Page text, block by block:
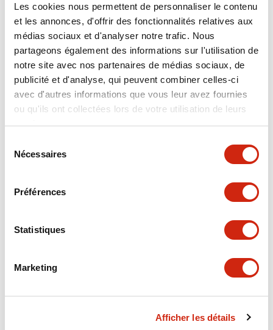
Les cookies nous permettent de personnaliser le contenu
et les annonces, d'offrir des fonctionnalités relatives aux
médias sociaux et d'analyser notre trafic. Nous
partageons également des informations sur l'utilisation de
notre site avec nos partenaires de médias sociaux, de
publicité et d'analyse, qui peuvent combiner celles-ci
avec d'autres informations que vous leur avez fournies
ou qu'ils ont collectées lors de votre utilisation de leurs
services.
Nécessaires
Préférences
Statistiques
Marketing
Afficher les détails
Mechanical Specifications
Documents et fichiers
Catalogues Et Brochures Fiche Technique
04/09/2025
27/03/2025